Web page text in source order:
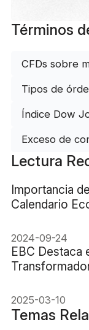
Términos
CFDs sobre
Tipos de
Índice Dow
Exceso de
Lectura
Importancia
Calendario
2024-09-24
EBC Destaca
Económico de
2025-03-10
Temas